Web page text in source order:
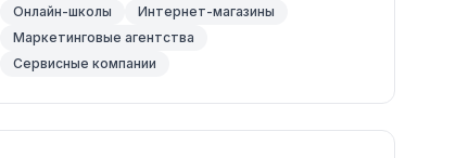
Онлайн-школы
Интернет-магазины
Маркетинговые агентства
Сервисные компании